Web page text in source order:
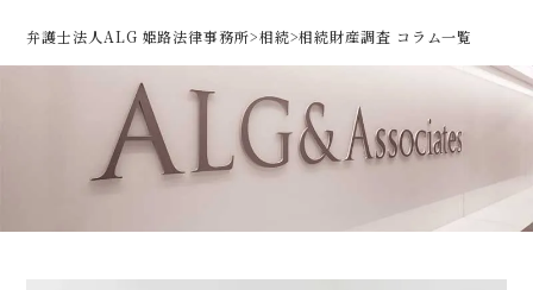
弁護士法人ALG 姫路法律事務所>相続>相続財産調査 コラム一覧